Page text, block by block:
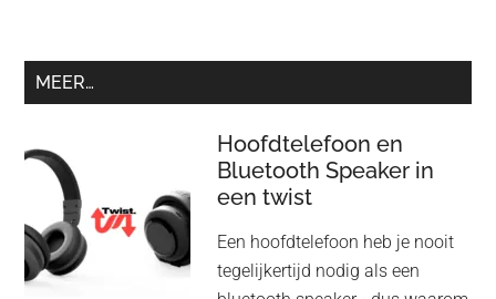
MEER…
Hoofdtelefoon en
Bluetooth Speaker in
een twist
Een hoofdtelefoon heb je nooit
tegelijkertijd nodig als een